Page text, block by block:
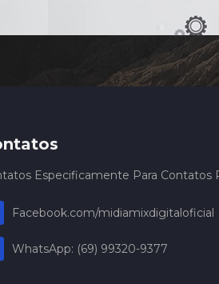
Especificamente Para Contatos
Facebook.com/midiamixdigitaloficial
WhatsApp: (69) 99320-9377